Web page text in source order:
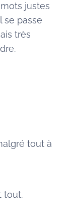
justes
se passe
très
tout à
tout.